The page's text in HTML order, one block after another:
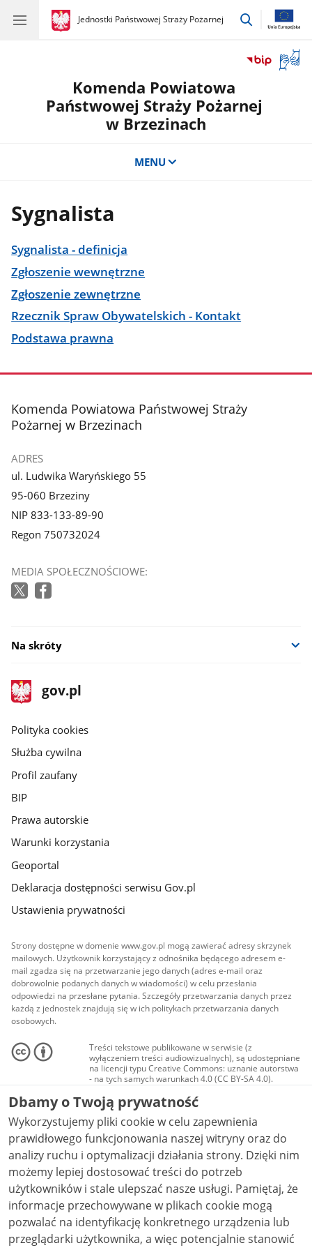
gov.pl
Jednostki Państwowej Straży Pożarnej
gov.pl
Jednostki
przejdź
okno
Komenda Powiatowa
Państwowej Straży Pożarnej
w Brzezinach
MENU
Sygnalista
Sygnalista - definicja
Zgłoszenie wewnętrzne
Zgłoszenie zewnętrzne
Rzecznik Spraw Obywatelskich - Kontakt
Podstawa prawna
stopka
Komenda Powiatowa Państwowej Straży
Pożarnej w Brzezinach
ADRES
ul. Ludwika Waryńskiego 55
95-060 Brzeziny
NIP 833-133-89-90
Regon 750732024
MEDIA SPOŁECZNOŚCIOWE:
Na skróty
stopka
gov.pl
Strona
gov.pl
gov.pl
Polityka cookies
Służba cywilna
Profil zaufany
BIP
Prawa autorskie
Warunki korzystania
Geoportal
Deklaracja dostępności serwisu Gov.pl
Ustawienia prywatności
Strony dostępne w domenie www.gov.pl mogą zawierać adresy skrzynek
mailowych. Użytkownik korzystający z odnośnika będącego adresem e-
mail zgadza się na przetwarzanie jego danych (adres e-mail oraz
dobrowolnie podanych danych w wiadomości) w celu przesłania
odpowiedzi na przesłane pytania. Szczegóły przetwarzania danych przez
każdą z jednostek znajdują się w ich politykach przetwarzania danych
osobowych.
Treści tekstowe publikowane w serwisie (z
wyłączeniem treści audiowizualnych), są udostępniane
na licencji typu Creative Commons: uznanie autorstwa
- na tych samych warunkach 4.0 (CC BY-SA 4.0).
Materiały audiowizualne, w tym zdjęcia, materiały
audio i wideo, są udostępniane na licencji typu
Creative Commons: uznanie autorstwa użycie
niekomercyjne - bez utworów zależnych 4.0 (CC BY-
NC-ND 4.0), o ile nie jest to stwierdzone inaczej.
Dbamy o Twoją prywatność
Wykorzystujemy pliki cookie w celu zapewnienia
prawidłowego funkcjonowania naszej witryny oraz do
analizy ruchu i optymalizacji działania strony. Dzięki nim
możemy lepiej dostosować treści do potrzeb
użytkowników i stale ulepszać nasze usługi. Pamiętaj, że
informacje przechowywane w plikach cookie mogą
pozwalać na identyfikację konkretnego urządzenia lub
przeglądarki użytkownika, a więc potencjalnie stanowić